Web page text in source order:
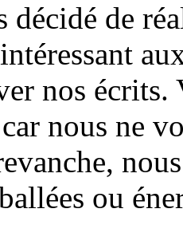
décidé de
nos écrits.
nous ne
ou